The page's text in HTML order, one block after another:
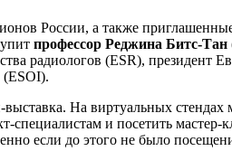
России, а также
профессор Реджина Битс-Тан
радиологов (ESR), президент
(ESOI).
На виртуальных
специалистам и посетить
если до этого не было